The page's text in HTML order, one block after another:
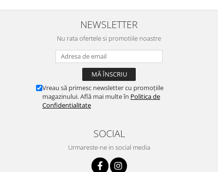
NEWSLETTER
Nu rata ofertele si promotiile noastre
Vreau să primesc newsletter cu promoțiile
magazinului. Află mai multe în Politica de
Confidentialitate
SOCIAL
Urmareste-ne in social media